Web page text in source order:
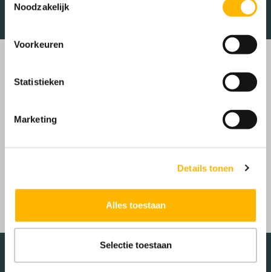
Noodzakelijk
Voorkeuren
Statistieken
Marketing
Details tonen
Alles toestaan
Selectie toestaan